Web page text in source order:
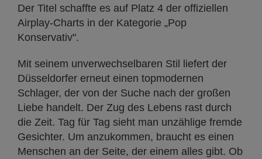
Der Titel schaffte es auf Platz 4 der offiziellen
Airplay-Charts in der Kategorie „Pop
Konservativ".
Mit seinem unverwechselbaren Stil liefert der
Düsseldorfer erneut einen topmodernen
Schlager, der von der Suche nach der großen
Liebe handelt. Der Zug des Lebens rast durch
die Zeit. Tag für Tag sieht man unzählige fremde
Gesichter. Um anzukommen, braucht es einen
Menschen an der Seite, der einem alles gibt. Ob